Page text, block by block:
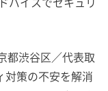
都渋谷区／代表取
対策の不安を解消